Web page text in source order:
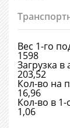
Вес 1-го
1598
Загрузка в
203,52
Кол-во на
16,96
Кол-во в
1,06